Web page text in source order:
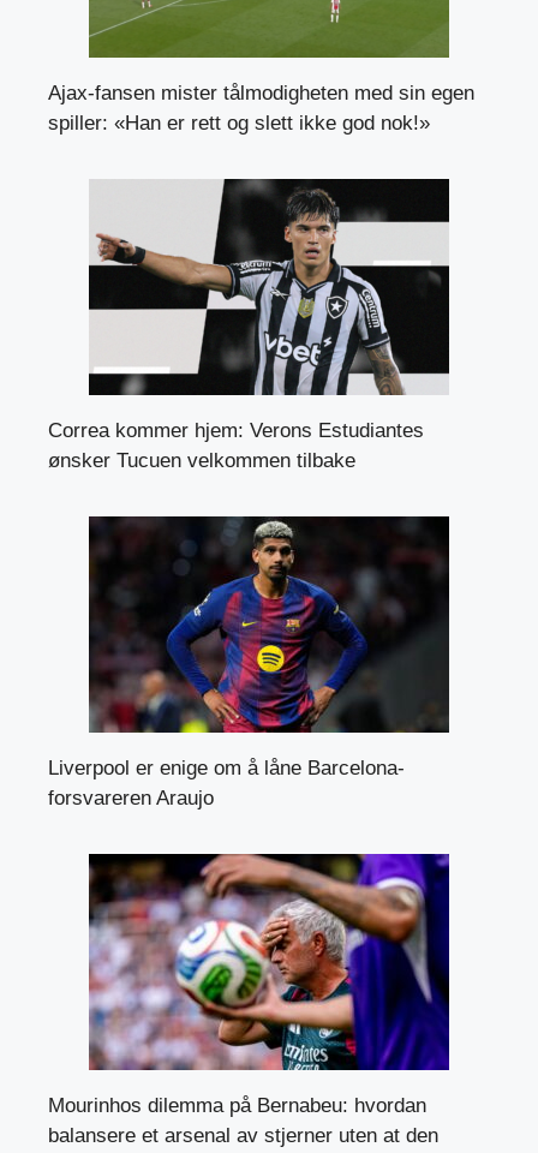
Ajax-fansen mister tålmodigheten med sin egen
spiller: «Han er rett og slett ikke god nok!»
Correa kommer hjem: Verons Estudiantes
ønsker Tucuen velkommen tilbake
Liverpool er enige om å låne Barcelona-
forsvareren Araujo
Mourinhos dilemma på Bernabeu: hvordan
balansere et arsenal av stjerner uten at den